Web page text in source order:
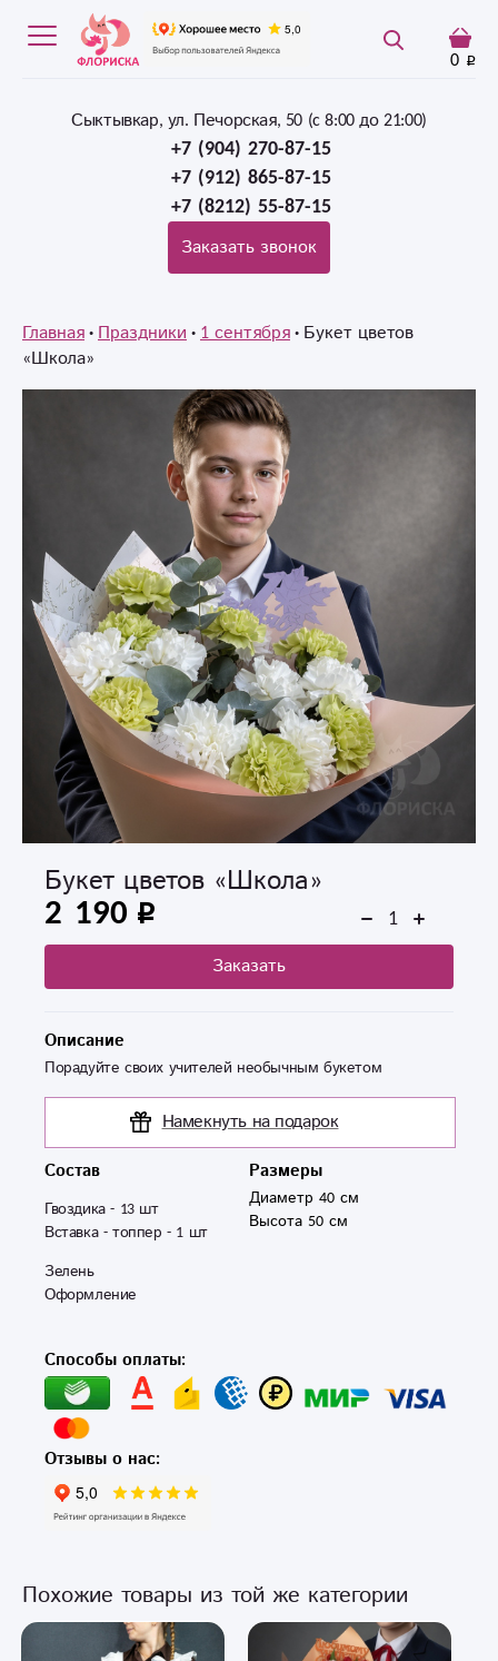
0
Сыктывкар, ул. Печорская, 50 (c 8:00 до 21:00)
+7 (904) 270-87-15
+7 (912) 865-87-15
+7 (8212) 55-87-15
Заказать звонок
Главная Праздники 1 сентября Букет цветов
«Школа»
Букет цветов «Школа»
2 190
Заказать
Описание
Порадуйте своих учителей необычным букетом
Намекнуть на подарок
Состав
Гвоздика - 13 шт
Вставка - топпер - 1 шт
Зелень
Оформление
Размеры
Диаметр 40 см
Высота 50 см
Способы оплаты:
Отзывы о нас:
Похожие товары из той же категории